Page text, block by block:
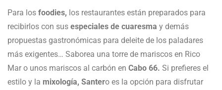
Para los foodies, los restaurantes están preparados para
recibirlos con sus especiales de cuaresma y demás
propuestas gastronómicas para deleite de los paladares
más exigentes… Saborea una torre de mariscos en Rico
Mar o unos mariscos al carbón en Cabo 66. Si prefieres el
estilo y la mixología, Santero es la opción para disfrutar